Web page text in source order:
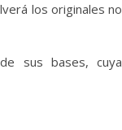
los originales no
sus bases, cuya